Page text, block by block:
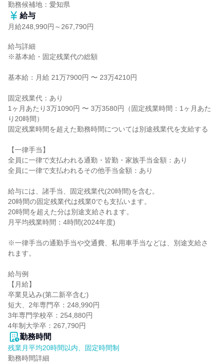
勤務候補地：愛知県
給与
月給248,990円～267,790円
給与詳細
※基本給・固定残業代の総額
基本給：月給 21万7900円 〜 23万4210円
固定残業代：あり
1ヶ月あたり3万1090円 〜 3万3580円（固定残業時間：1ヶ月あた
り20時間）
固定残業時間を超えた勤務時間については別途残業代を支給する
【一律手当】
全員に一律で支払われる通勤・皆勤・家族手当金額：あり
全員に一律で支払われるその他手当金額：あり
給与には、諸手当、固定残業代(20時間)を含む。
20時間の固定残業代は残業0でも支払います。
20時間を超えた分は別途支給されます。
月平均残業時間：4時間(2024年度)
※一律手当の通勤手当や交通費、私用車手当などは、別途支給さ
れます。
給与例
【月給】
卒業見込み(第二新卒含む)
短大、2年専門卒：248,990円
3年専門学校卒：254,880円
4年制大学卒：267,790円
勤務時間
残業月平均20時間以内、固定時間制
勤務時間詳細